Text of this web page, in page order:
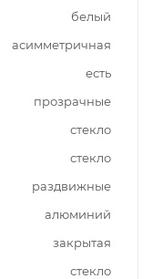
белый
асимметричная
есть
прозрачные
стекло
стекло
раздвижные
алюминий
закрытая
стекло